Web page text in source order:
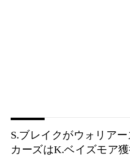
S.ブレイクがウォリア
カーズはK.ベイズモア